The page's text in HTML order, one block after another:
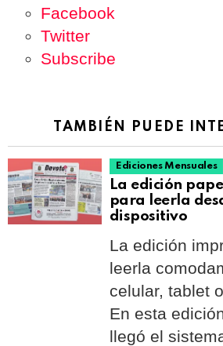
Facebook
Twitter
Subscribe
TAMBIÉN PUEDE
Ediciones Mensuales
La edición
para leerla
dispositivo
La edición
leerla
celular, tablet
En esta
llegó el